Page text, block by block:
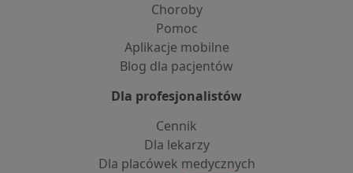
Choroby
Pomoc
Aplikacje mobilne
Blog dla pacjentów
Dla profesjonalistów
Cennik
Dla lekarzy
Dla placówek medycznych